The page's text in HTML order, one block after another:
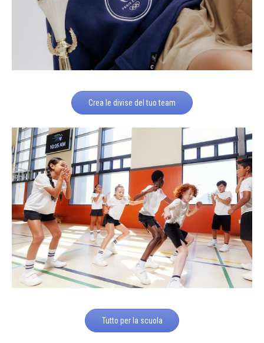
Crea le divise del tuo team
Tutto per la scuola